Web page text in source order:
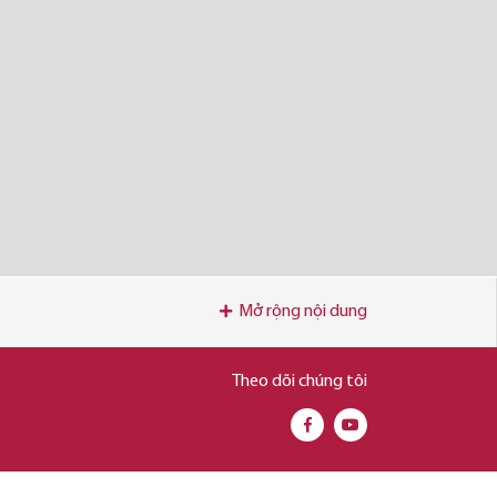
Mở rộng nội dung
Theo dõi chúng tôi